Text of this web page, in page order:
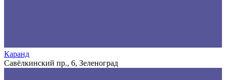
Каранд
Савёлкинский пр., 6, Зеленоград